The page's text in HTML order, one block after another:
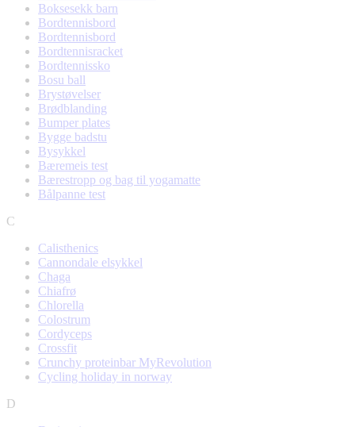
Boksesekk barn
Bordtennisbord
Bordtennisbord
Bordtennisracket
Bordtennissko
Bosu ball
Brystøvelser
Brødblanding
Bumper plates
Bygge badstu
Bysykkel
Bæremeis test
Bærestropp og bag til yogamatte
Bålpanne test
C
Calisthenics
Cannondale elsykkel
Chaga
Chiafrø
Chlorella
Colostrum
Cordyceps
Crossfit
Crunchy proteinbar MyRevolution
Cycling holiday in norway
D